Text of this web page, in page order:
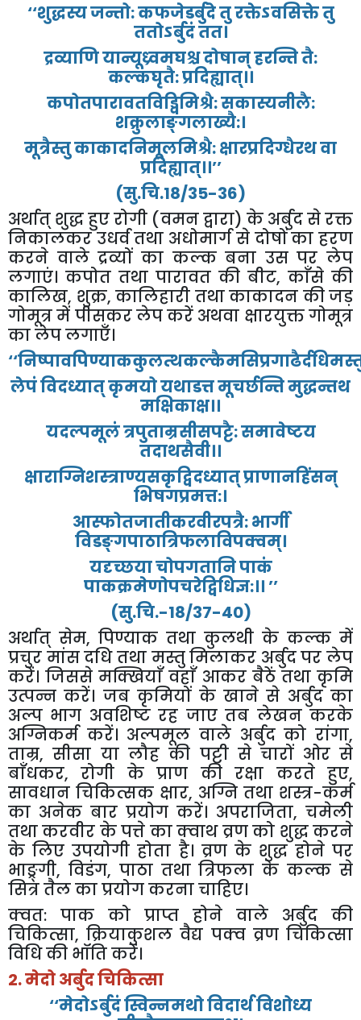
‘‘शुद्धस्यजन्तो:कफजेडर्बुदेतुरक्तेऽवसिक्तेतु
ततोऽर्बुदंतत।
द्रव्याणियान्यूध्र्वमघश्चदोषान्हरन्तितै:
कल्कघृतै:प्रदिह्यात्।।
कपोतपारावतविड्विमिश्रै:सकास्यनीलै:
शक्रुलाङ्गलाख्यै:।
मूत्रैस्तुकाकादनिमूलमिश्रै:क्षारप्रदिग्धैरथवा
प्रदिह्यात्।।’’
(सु.चि.18/35-36)
अर्थात् शुद्धहुएरोगी (वमनद्वारा) के अर्बुदसेरक्त
निकालकर उधर्व तथा अधोमार्ग से दोषों का हरण
करने वाले द्रव्यों का कल्क बना उस पर लेप
लगाएं। कपोत तथा पारावत की बीट, काँसे की
कालिख, शुक्र, कालिहारी तथाकाकादन कीजड़
गोमूत्रमें पीसकरलेपकरें अथवा क्षारयुक्तगोमूत्र
कालेपलगाएँ।
‘‘
लेपंविदध्यात्कृमयोयथाडत्तमूचर्छन्तिमुद्धन्तथ
मक्षिकाक्ष।।
यदल्पमूलंत्रपुताम्रसीसपट्टै:समावेष्टय
तदाथसैवी।।
क्षाराग्निशस्त्राण्यसकृद्विदध्यात्प्राणानहिंसन्
भिषगप्रमत्त:।
आस्फोतजातीकरवीरपत्रै:भार्गी
विडङ्गपाठात्रिफलाविपक्वम्।
यदृच्छयाचोपगतानिपाकं
पाकक्रमेणोपचरेद्विधिज्ञ:।। ’’
(सु.चि.-18/37-40)
अर्थात् सेम, पिण्याक तथा कुलथी के कल्क में
प्रचुर मांस दधि तथा मस्तु मिलाकर अर्बुद पर लेप
करें। जिससे मक्खियाँ वहाँ आकर बैठें तथा कृमि
उत्पन्न करें। जब कृमियों के खाने से अर्बुद का
अल्प भाग अवशिष्ट रह जाए तब लेखन करके
अग्निकर्म करें। अल्पमूल वाले अर्बुद को रांगा,
ताम्र,सीसा या लौह की पट्टी से चारों ओर से
बाँधकर,रोगी के प्राण की रक्षा करते हुए,
सावधान चिकित्सक क्षार, अग्नि तथा शस्त्र-कर्म
का अनेक बार प्रयोग करें। अपराजिता, चमेली
तथाकरवीर केपत्ते काक्वाथ व्रणको शुद्धकरने
के लिए उपयोगी होता है। व्रण के शुद्ध होने पर
भाङ्र्गी, विडंग, पाठा तथा त्रिफला के कल्क से
सित्रतैलकाप्रयोगकरनाचाहिए।
क्वत: पाक को प्राप्त होने वाले अर्बुद
की
चिकित्सा,क्रियाकुशल वैद्य पक्व व्रण चिकित्सा
विधिकी भॉतिकरें।
2.मेदोअर्बुदचिकित्सा
‘‘मेदोऽर्बुदंस्विन्नमथोविदार्थविशोध्य